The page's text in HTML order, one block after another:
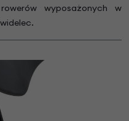
wyposażonych w